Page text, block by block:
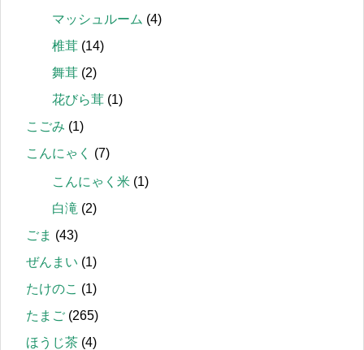
マッシュルーム (4)
椎茸 (14)
舞茸 (2)
花びら茸 (1)
こごみ (1)
こんにゃく
(7)
こんにゃく米 (1)
白滝 (2)
ごま (43)
ぜんまい (1)
たけのこ (1)
たまご (265)
ほうじ茶 (4)